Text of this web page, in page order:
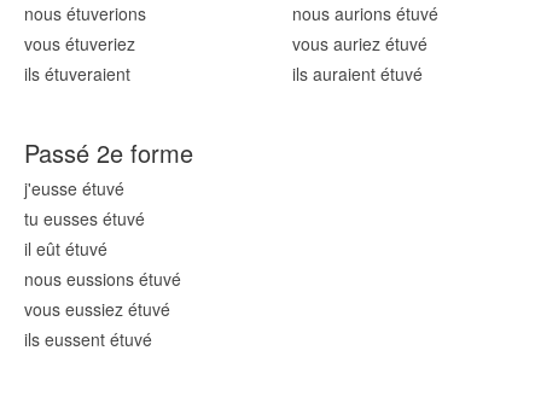
nous étuverions
vous étuveriez
ils étuveraient
nous aurions étuvé
vous auriez étuvé
ils auraient étuvé
Passé 2e forme
j'eusse étuvé
tu eusses étuvé
il eût étuvé
nous eussions étuvé
vous eussiez étuvé
ils eussent étuvé